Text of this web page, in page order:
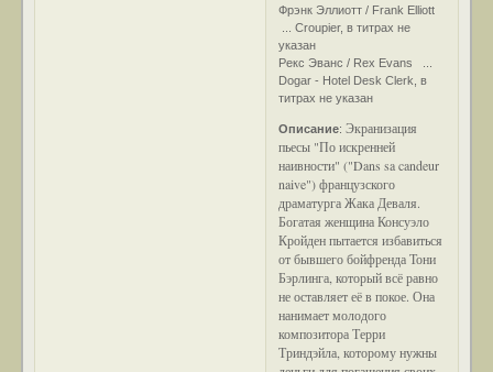
Фрэнк Эллиотт / Frank Elliott
... Croupier, в титрах не
указан
Рекс Эванс / Rex Evans ...
Dogar - Hotel Desk Clerk, в
титрах не указан
Описание:Экранизация
пьесы "По искренней
наивности" ("Dans sa candeur
naive") французского
драматурга Жака Деваля.
Богатая женщина Консуэло
Кройден пытается избавиться
от бывшего бойфренда Тони
Бэрлинга, который всё равно
не оставляет её в покое. Она
нанимает молодого
композитора Терри
Триндэйла, которому нужны